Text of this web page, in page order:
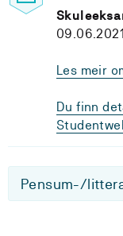
Les meir
Du finn
Pensum-/